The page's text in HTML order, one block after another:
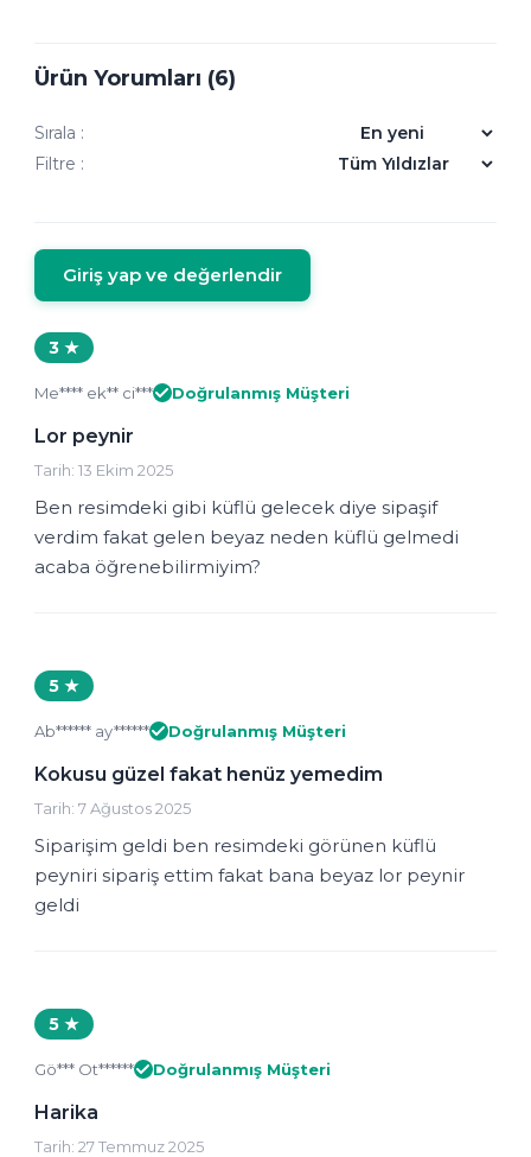
Ürün Yorumları (6)
Sırala :
Filtre :
Giriş yap ve değerlendir
3 ★
Me**** ek** ci*** Doğrulanmış Müşteri
Lor peynir
Tarih: 13 Ekim 2025
Ben resimdeki gibi küflü gelecek diye sipaşif
verdim fakat gelen beyaz neden küflü gelmedi
acaba öğrenebilirmiyim?
5 ★
Ab****** ay****** Doğrulanmış Müşteri
Kokusu güzel fakat henüz yemedim
Tarih: 7 Ağustos 2025
Siparişim geldi ben resimdeki görünen küflü
peyniri sipariş ettim fakat bana beyaz lor peynir
geldi
5 ★
Gö*** Ot****** Doğrulanmış Müşteri
Harika
Tarih: 27 Temmuz 2025